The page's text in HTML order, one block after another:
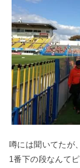
噂には聞いてたが
1番下の段なんて